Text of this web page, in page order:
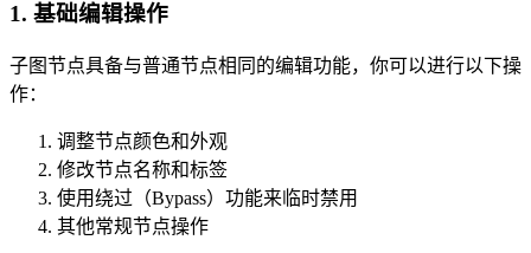
1. 基础编辑操作
子图节点具备与普通节点相同的编辑功能，你可以进行以下操
作：
调整节点颜色和外观
修改节点名称和标签
使用绕过（Bypass）功能来临时禁用
其他常规节点操作